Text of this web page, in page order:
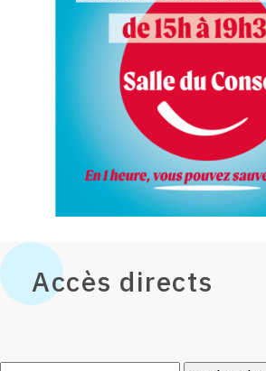
Accès directs